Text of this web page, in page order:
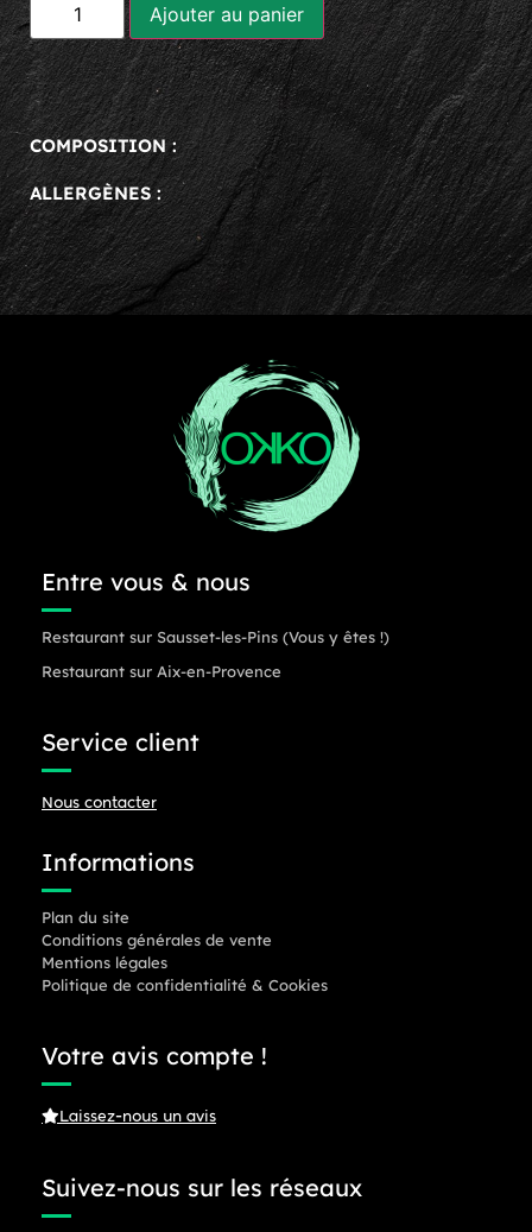
Ajouter au panier
COMPOSITION :
ALLERGÈNES :
Entre vous & nous
Restaurant sur Sausset-les-Pins (Vous y êtes !)
Restaurant sur Aix-en-Provence
Service client
Nous contacter
Informations
Plan du site
Conditions générales de vente
Mentions légales
Politique de confidentialité & Cookies
Votre avis compte !
Laissez-nous un avis
Suivez-nous sur les réseaux